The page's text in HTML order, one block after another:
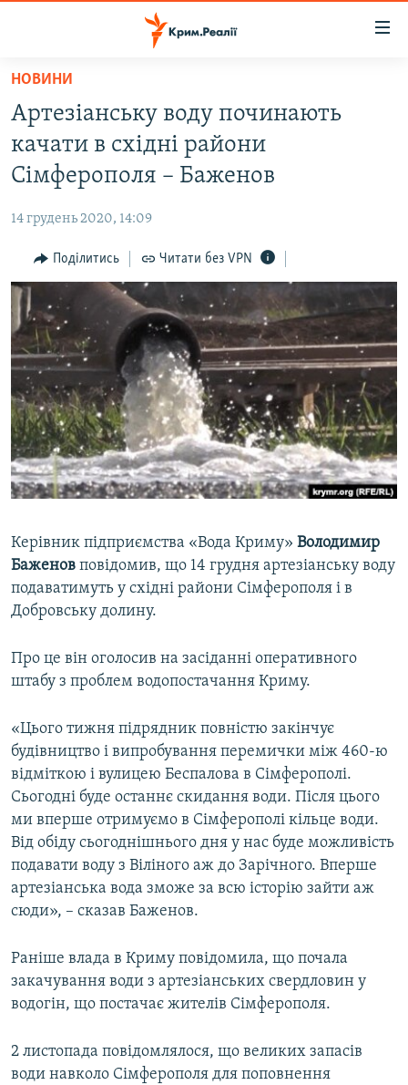
Перейти
основного
матеріалу
Перейти
до
основної
навігації
Перейти
до
пошуку
ВОДА.КРИМ
ВІДЕО ТА ФОТО
БЛОГИ
ПОГЛЯД
ІНТЕРВ'Ю
ВСЕ ЗА ДЕНЬ
СПЕЦПРОЕКТИ
ДЕПОРТАЦІЯ
ВІДЕОУРОКИ «ELIFBE»
СВІДЧЕННЯ ОКУПАЦІЇ
УКРАЇНСЬКА ПРОБЛЕМА КРИМУ
ЯК ОБІЙТИ БЛОКУВАННЯ
Русский
Qırımtatar
Усі сайти RFE/RL
НОВИНИ
Артезіанську воду починають
качати в східні райони
Сімферополя – Баженов
14 грудень 2020, 14:09
Поділитись Читати без VPN
Керівник підприємства «Вода Криму» Володимир
Баженов повідомив, що 14 грудня артезіанську воду
подаватимуть у східні райони Сімферополя і в
Добровську долину.
Про це він оголосив на засіданні оперативного
штабу з проблем водопостачання Криму.
«Цього тижня підрядник повністю закінчує
будівництво і випробування перемички між 460-ю
відміткою і вулицею Беспалова в Сімферополі.
Сьогодні буде останнє скидання води. Після цього
ми вперше отримуємо в Сімферополі кільце води.
Від обіду сьогоднішнього дня у нас буде можливість
подавати воду з Віліного аж до Зарічного. Вперше
артезіанська вода зможе за всю історію зайти аж
сюди», – сказав Баженов.
Раніше влада в Криму повідомила, що почала
закачування води з артезіанських свердловин у
водогін, що постачає жителів Сімферополя.
2 листопада повідомлялося, що великих запасів
води навколо Сімферополя для поповнення